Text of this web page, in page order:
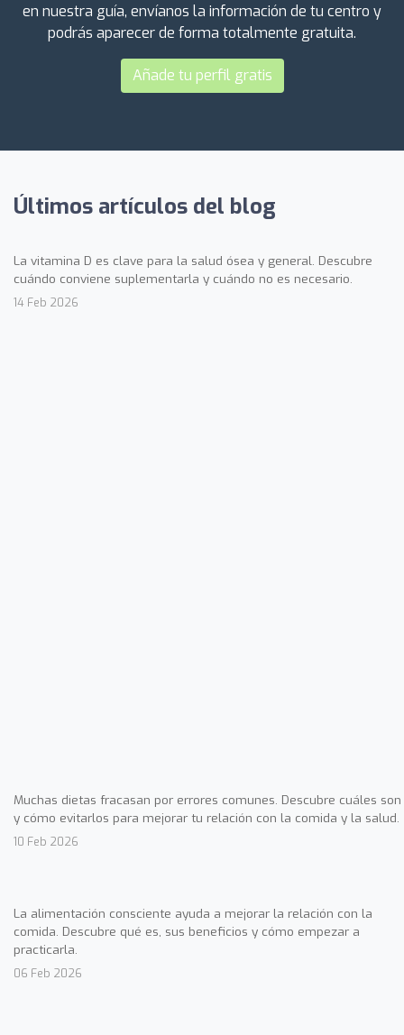
en nuestra guía, envíanos la información de tu centro y
podrás aparecer de forma totalmente gratuita.
Añade tu perfil gratis
Últimos artículos del blog
La vitamina D es clave para la salud ósea y general. Descubre
cuándo conviene suplementarla y cuándo no es necesario.
14 Feb 2026
Muchas dietas fracasan por errores comunes. Descubre cuáles son
y cómo evitarlos para mejorar tu relación con la comida y la salud.
10 Feb 2026
La alimentación consciente ayuda a mejorar la relación con la
comida. Descubre qué es, sus beneficios y cómo empezar a
practicarla.
06 Feb 2026